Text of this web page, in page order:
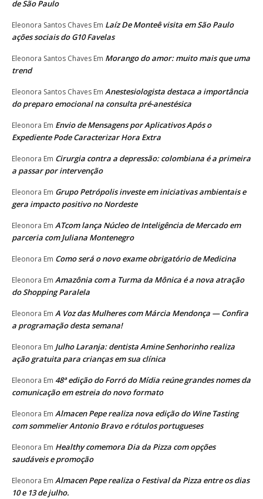
de São Paulo
Eleonora Santos Chaves Em Laíz De Monteê visita em São Paulo
ações sociais do G10 Favelas
Eleonora Santos Chaves Em Morango do amor: muito mais que uma
trend
Eleonora Santos Chaves Em Anestesiologista destaca a importância
do preparo emocional na consulta pré-anestésica
Eleonora Em Envio de Mensagens por Aplicativos Após o
Expediente Pode Caracterizar Hora Extra
Eleonora Em Cirurgia contra a depressão: colombiana é a primeira
a passar por intervenção
Eleonora Em Grupo Petrópolis investe em iniciativas ambientais e
gera impacto positivo no Nordeste
Eleonora Em ATcom lança Núcleo de Inteligência de Mercado em
parceria com Juliana Montenegro
Eleonora Em Como será o novo exame obrigatório de Medicina
Eleonora Em Amazônia com a Turma da Mônica é a nova atração
do Shopping Paralela
Eleonora Em A Voz das Mulheres com Márcia Mendonça — Confira
a programação desta semana!
Eleonora Em Julho Laranja: dentista Amine Senhorinho realiza
ação gratuita para crianças em sua clínica
Eleonora Em 48ª edição do Forró do Mídia reúne grandes nomes da
comunicação em estreia do novo formato
Eleonora Em Almacen Pepe realiza nova edição do Wine Tasting
com sommelier Antonio Bravo e rótulos portugueses
Eleonora Em Healthy comemora Dia da Pizza com opções
saudáveis e promoção
Eleonora Em Almacen Pepe realiza o Festival da Pizza entre os dias
10 e 13 de julho.